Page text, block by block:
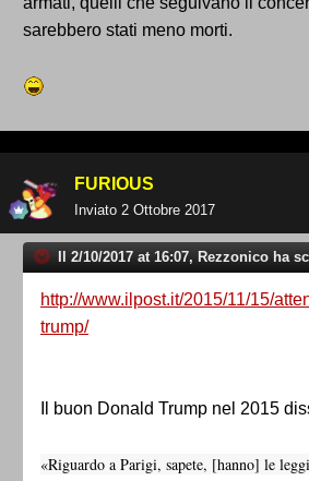
sarebbero stati meno morti.
FURIOUS
Inviato 2 Ottobre 2017
Il 2/10/2017 at 16:07, Rezzonico ha
http://www.ilpost.it/2015/11/15/
trump/
Il buon Donald Trump nel 2015
«Riguardo a Parigi, sapete, [hanno] le